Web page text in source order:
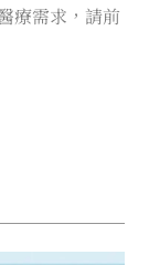
療需求，請前